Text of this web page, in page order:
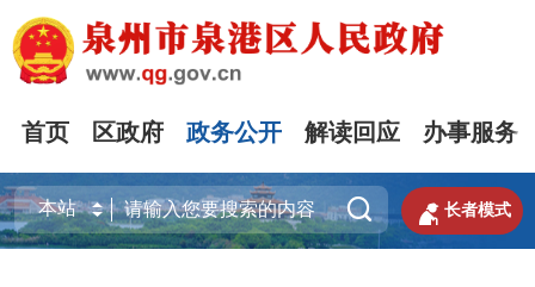
首页 区政府 政务公开 解读回应 办事服务
  长者模式